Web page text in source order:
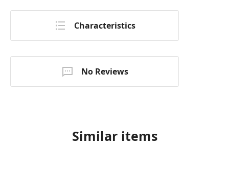
Characteristics
No Reviews
Similar items